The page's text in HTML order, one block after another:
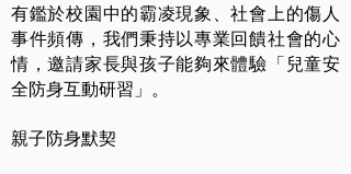
有鑑於校園中的霸凌現象、社會上的傷人
事件頻傳，我們秉持以專業回饋社會的心
情，邀請家長與孩子能夠來體驗「兒童安
全防身互動研習」。
親子防身默契